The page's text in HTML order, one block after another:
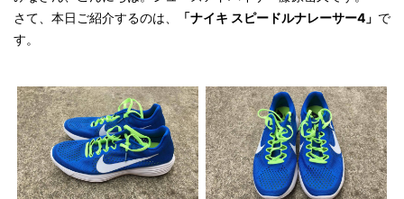
さて、本日ご紹介するのは、
「ナイキ スピードルナレーサー4」 で
す。